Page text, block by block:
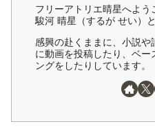
フリーアトリエ晴星へよう
駿河 晴星（するが せい）
感興の赴くままに、小説や
に動画を投稿したり、ベー
ングをしたりしています。